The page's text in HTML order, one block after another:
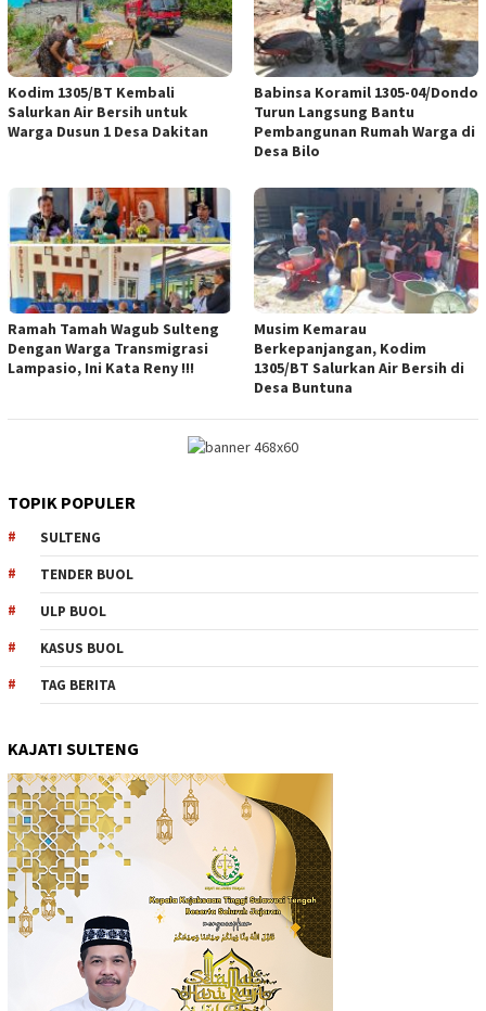
Kodim 1305/BT Kembali
Salurkan Air Bersih untuk
Warga Dusun 1 Desa Dakitan
Babinsa Koramil 1305-04/Dondo
Turun Langsung Bantu
Pembangunan Rumah Warga di
Desa Bilo
Ramah Tamah Wagub Sulteng
Dengan Warga Transmigrasi
Lampasio, Ini Kata Reny !!!
Musim Kemarau
Berkepanjangan, Kodim
1305/BT Salurkan Air Bersih di
Desa Buntuna
TOPIK POPULER
SULTENG
TENDER BUOL
ULP BUOL
KASUS BUOL
TAG BERITA
KAJATI SULTENG